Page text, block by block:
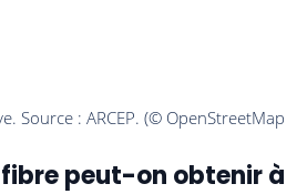
peut-on obtenir à